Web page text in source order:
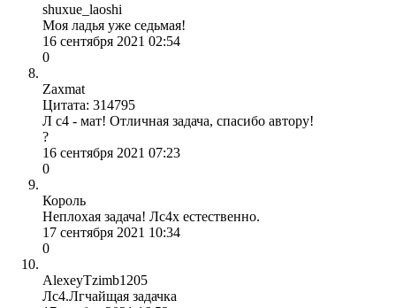
shuxue_laoshi
Моя ладья уже седьмая!
16 сентября 2021 02:54
0
Zaxmat
Цитата: 314795
Л с4 - мат! Отличная задача, спасибо автору!
?
16 сентября 2021 07:23
0
Король
Неплохая задача! Лс4х естественно.
17 сентября 2021 10:34
0
AlexeyTzimb1205
Лc4.Лгчайщая задачка